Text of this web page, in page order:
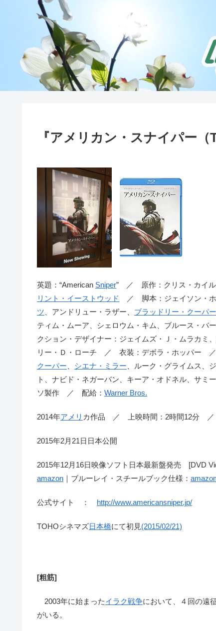
『アメリカン・スナイパー（
英題：“American Sniper” ／ 原作：クリス・カイル
リント・イーストウッド
／ 脚本：ジェイソン・
ツ 、アンドリュー・ラザー、 ブラッドリー・クーパー
ティム・ムーア、シェロウム・キム、ブルース
クション・デザイナー：ジェイムズ・Ｊ・ムラカ
リー・Ｄ・ローチ ／ 衣装：デボラ・ホッパー
クーパー
シエナ・ミラー 、ルーク・グライムス、
ト、ナビド・ネガーバン、キーア・オドネル、サ
ソ製作 ／ 配給： Warner Bros.
2014年アメリ カ作品 ／ 上映時間：2時間12分
2015年2月21日日本公開
2015年12月16日映像ソフト日本最新盤発売 [DVD
amazon ｜ブルーレイ・スチールブック仕様：
公式サイト ： http://www.americansniper.jp/
TOHOシネマズ日本橋にて初見(2015/02/21)
[粗筋]
2003年に始まったイラク戦争において、４回の遠
がいる。